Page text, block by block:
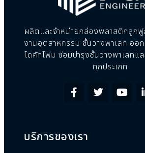
ผลิตและจำหน่ายกล่องพลาสติกลูก
งานอุตสาหกรรม ชั้นวางพาเลท อ
ไดคัทโฟม ซ่อมบำรุงชั้นวางพาเลทแ
ทุกประเภท
บริการของเรา